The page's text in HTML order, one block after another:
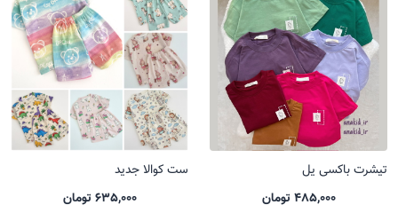
تیشرت باکسی یل
485,000 تومان
ست کوالا جدید
635,000 تومان